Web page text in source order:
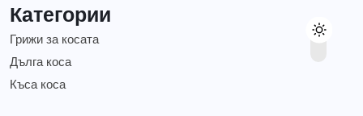
Категории
Грижи за косата
Дълга коса
Къса коса